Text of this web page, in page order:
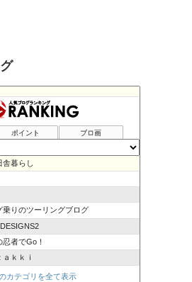
ポイント ブロ画
舎暮らし
乗りのツーリングブログ
者でGo！
ｋｋｉ
カテゴリを全て表示